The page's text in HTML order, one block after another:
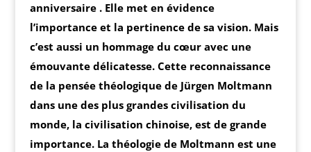
anniversaire . Elle met en évidence
l’importance et la pertinence de sa vision. Mais
c’est aussi un hommage du cœur avec une
émouvante délicatesse. Cette reconnaissance
de la pensée théologique de Jürgen Moltmann
dans une des plus grandes civilisation du
monde, la civilisation chinoise, est de grande
importance. La théologie de Moltmann est une